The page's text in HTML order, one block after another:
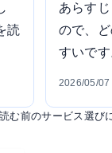
読
あらす
ので、
すいです
2026/05/07
む前のサービス選び